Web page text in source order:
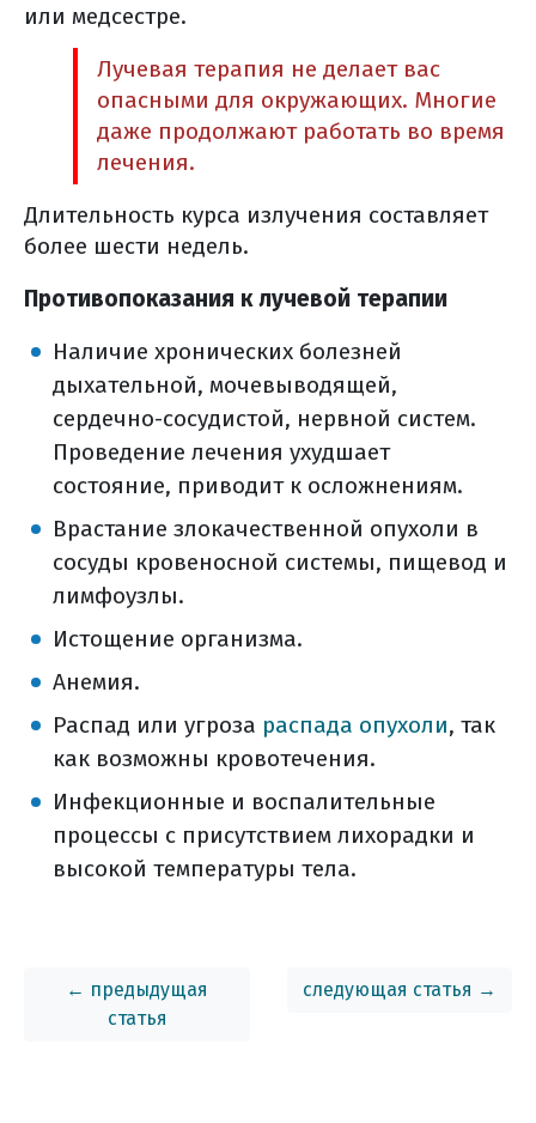
где и как хранить
как происходит лечение таргетными
препаратами?
гормонотерапия
вопросы которые нужно задать
побочные явления
лечение побочных явлений (общая
информация)
лечение побочных явлений
какие могут быть осложнения после
операции ларингэктомии с/без
лимфодиссекции?
лечение побочных явлений (общая
информация)
реабилитация
пищеводный голос
электронная гортань
трахео-пищеводное шунтирование
другие методы реабилитации
уход и реабилитация (общая
диспансерное наблюдение (общая
информация)
или медсестре.
Лучевая терапия не делает вас
опасными для окружающих. Многие
даже продолжают работать во время
лечения.
Длительность курса излучения составляет
более шести недель.
Противопоказания к лучевой терапии
Наличие хронических болезней
дыхательной, мочевыводящей,
сердечно-сосудистой, нервной систем.
Проведение лечения ухудшает
состояние, приводит к осложнениям.
Врастание злокачественной опухоли в
сосуды кровеносной системы, пищевод и
лимфоузлы.
Истощение организма.
Анемия.
Распад или угроза распада опухоли, так
как возможны кровотечения.
Инфекционные и воспалительные
процессы с присутствием лихорадки и
высокой температуры тела.
← предыдущая
статья
следующая статья →